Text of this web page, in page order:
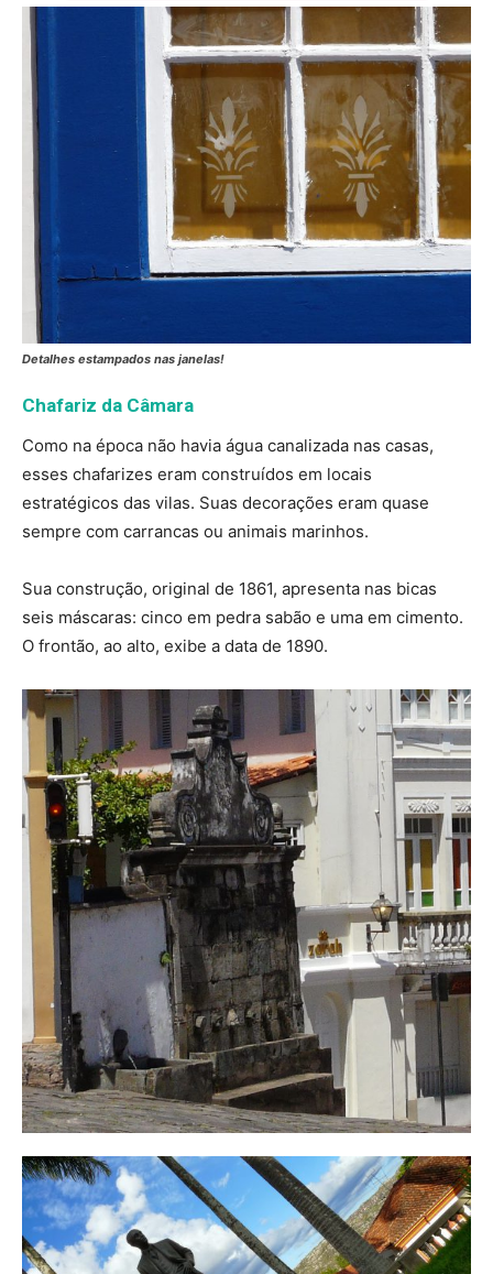
Detalhes estampados nas janelas!
Chafariz da Câmara
Como na época não havia água canalizada nas casas,
esses chafarizes eram construídos em locais
estratégicos das vilas. Suas decorações eram quase
sempre com carrancas ou animais marinhos.
Sua construção, original de 1861, apresenta nas bicas
seis máscaras: cinco em pedra sabão e uma em cimento.
O frontão, ao alto, exibe a data de 1890.